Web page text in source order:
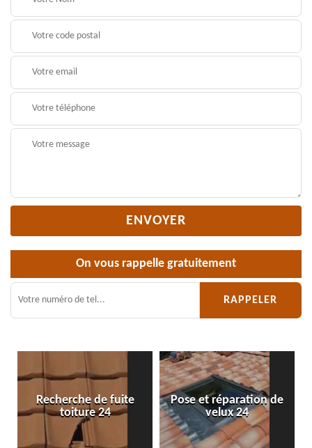
On vous rappelle gratuitement
Recherche de fuite
toiture 24
Pose et réparation de
velux 24